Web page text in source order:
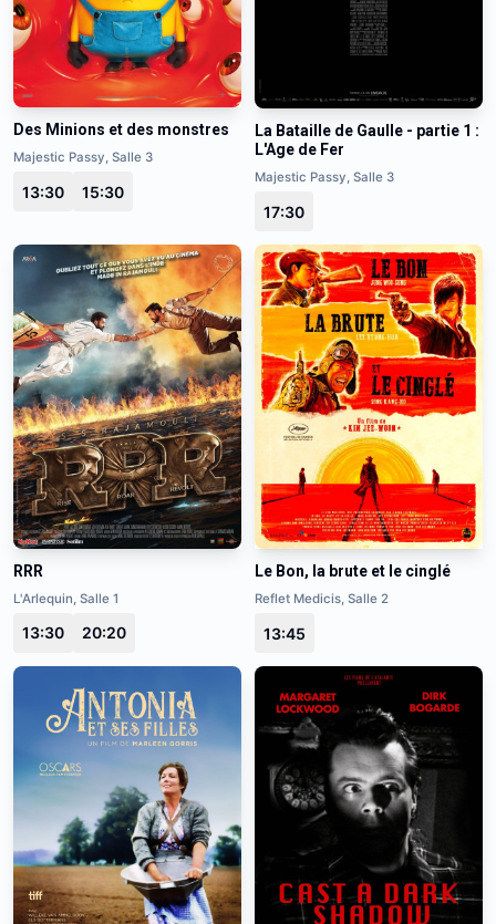
Des Minions et des monstres
Majestic Passy, Salle 3
13:30 15:30
La Bataille de Gaulle - partie 1 :
L'Age de Fer
Majestic Passy, Salle 3
17:30
RRR
L'Arlequin, Salle 1
13:30 20:20
Le Bon, la brute et le cinglé
Reflet Medicis, Salle 2
13:45